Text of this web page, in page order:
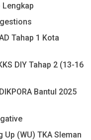
Lengkap
Tahap 1 Kota
DIY Tahap 2 (13-16
Bantul 2025
(WU) TKA Sleman